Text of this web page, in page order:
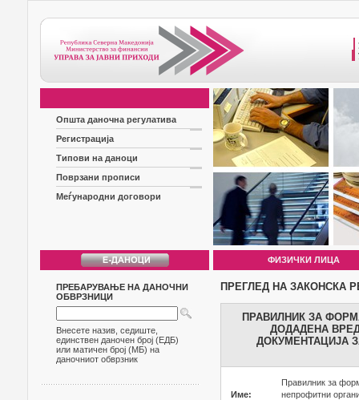
Општа даночна регулатива
Регистрација
Типови на даноци
Поврзани прописи
Меѓународни договори
ФИЗИЧКИ ЛИЦА
ПРЕБАРУВАЊЕ НА ДАНОЧНИ
ОБВРЗНИЦИ
Внесете назив, седиште,
единствен даночен број (ЕДБ)
или матичен број (МБ) на
даночниот обврзник
ПРЕГЛЕД НА ЗАКОНСКА
ПРАВИЛНИК ЗА
ДОДАДЕНА
ДОКУМЕНТАЦИЈА
Име:
Правилник за
непрофитни